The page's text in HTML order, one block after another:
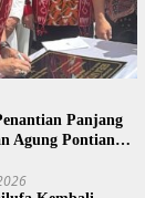
Panjang
Agung Pontianak,